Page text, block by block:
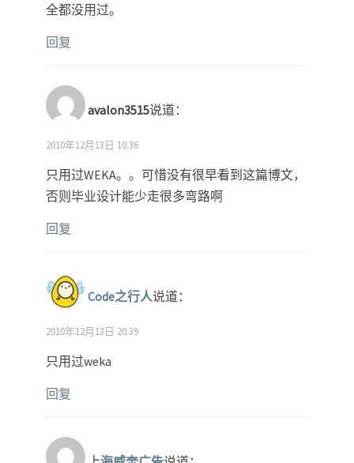
全都没用过。
回复
avalon3515说道：
2010年12月13日 10:36
只用过WEKA。。可惜没有很早看到这篇博文，
否则毕业设计能少走很多弯路啊
回复
Code之行人说道：
2010年12月13日 20:39
只用过weka
回复